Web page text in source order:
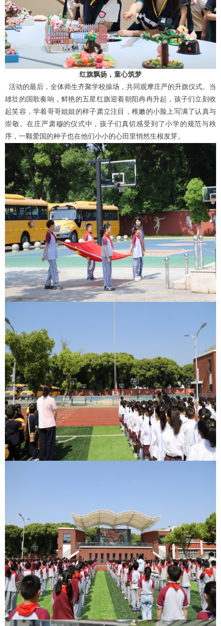
红旗飘扬，童心筑梦
活动的最后，全体师生齐聚学校操场，共同观摩庄严的升旗仪式。当
雄壮的国歌奏响，鲜艳的五星红旗迎着朝阳冉冉升起，孩子们立刻收
起笑容，学着哥哥姐姐的样子肃立注目，稚嫩的小脸上写满了认真与
崇敬。在庄严肃穆的仪式中，孩子们真切感受到了小学的规范与秩
序，一颗爱国的种子也在他们小小的心田里悄然生根发芽。